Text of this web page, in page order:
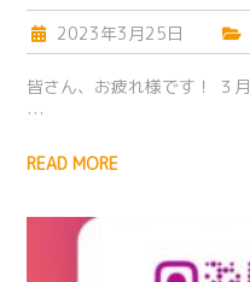
2023年3月25日
皆さん、お疲れ様です！ ３
…
READ MORE